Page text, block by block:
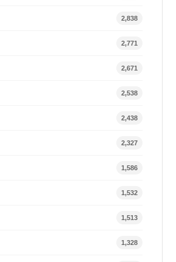
2,838
2,771
2,671
2,538
2,438
2,327
1,586
1,532
1,513
1,328